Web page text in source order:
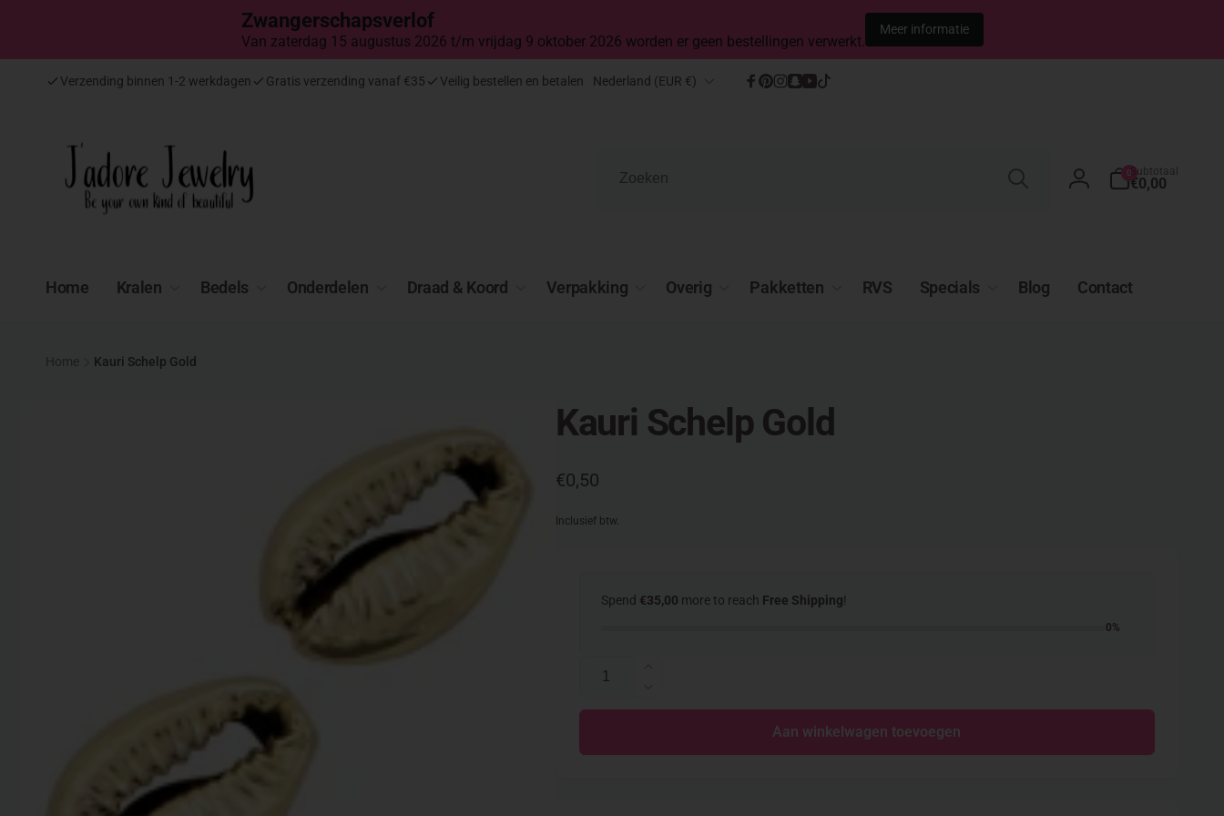
Zwangerschapsverlof
Van zaterdag 15 augustus 2026 t/m vrijdag 9 oktober 2026 worden er geen bestellingen verwerkt.
Meer informatie
Verzending binnen 1-2 werkdagen Gratis verzending vanaf €35 Veilig bestellen en betalen
Nederland (EUR €)
Facebook
Pinterest
Instagram
Snapchat
YouTube
TikTok
Inloggen
0
artikelen
Subtotaal
€0,00
Home Kralen Bedels Onderdelen Draad & Koord Verpakking Overig Pakketten RVS Specials Blog Contact
Home Kauri Schelp Gold
Kauri Schelp Gold
Normale
€0,50
Inclusief btw.
Spend €35,00 more to reach Free Shipping!
0%
Aantal
voor
Schelp
verlagen
Kauri
Aan winkelwagen toevoegen